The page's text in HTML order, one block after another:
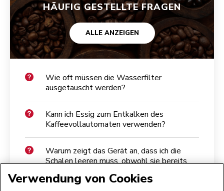
HÄUFIG GESTELLTE FRAGEN
ALLE ANZEIGEN
Wie oft müssen die Wasserfilter
ausgetauscht werden?
Kann ich Essig zum Entkalken des
Kaffeevollautomaten verwenden?
Warum zeigt das Gerät an, dass ich die
Schalen leeren muss, obwohl sie bereits
Verwendung von Cookies